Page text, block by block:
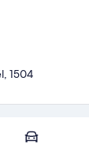
Kaart
1504